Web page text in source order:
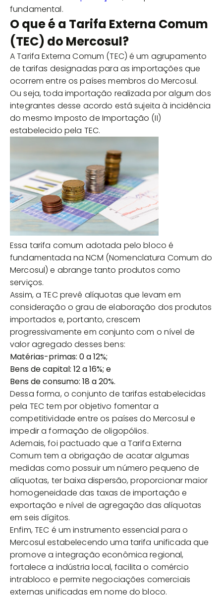
fundamental.
O que é a Tarifa Externa Comum
(TEC) do Mercosul?
A Tarifa Externa Comum (TEC) é um agrupamento
de tarifas designadas para as importações que
ocorrem entre os países membros do Mercosul.
Ou seja, toda importação realizada por algum dos
integrantes desse acordo está sujeita à incidência
do mesmo Imposto de Importação (II)
estabelecido pela TEC.
Essa tarifa comum adotada pelo bloco é
fundamentada na NCM (Nomenclatura Comum do
Mercosul) e abrange tanto produtos como
serviços.
Assim, a TEC prevê alíquotas que levam em
consideração o grau de elaboração dos produtos
importados e, portanto, crescem
progressivamente em conjunto com o nível de
valor agregado desses bens:
Matérias-primas: 0 a 12%;
Bens de capital: 12 a 16%; e
Bens de consumo: 18 a 20%.
Dessa forma, o conjunto de tarifas estabelecidas
pela TEC tem por objetivo fomentar a
competitividade entre os países do Mercosul e
impedir a formação de oligopólios.
Ademais, foi pactuado que a Tarifa Externa
Comum tem a obrigação de acatar algumas
medidas como possuir um número pequeno de
alíquotas, ter baixa dispersão, proporcionar maior
homogeneidade das taxas de importação e
exportação e nível de agregação das alíquotas
em seis dígitos.
Enfim, TEC é um instrumento essencial para o
Mercosul estabelecendo uma tarifa unificada que
promove a integração econômica regional,
fortalece a indústria local, facilita o comércio
intrabloco e permite negociações comerciais
externas unificadas em nome do bloco.